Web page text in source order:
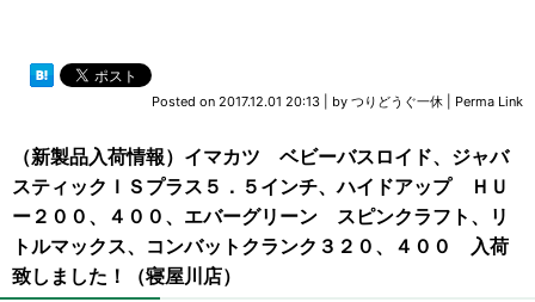
Posted on 2017.12.01 20:13 by つりどうぐ一休 Perma Link
（新製品入荷情報）イマカツ ベビーバスロイド、ジャバ
スティックＩＳプラス５．５インチ、ハイドアップ ＨＵ
ー２００、４００、エバーグリーン スピンクラフト、リ
トルマックス、コンバットクランク３２０、４００ 入荷
致しました！（寝屋川店）